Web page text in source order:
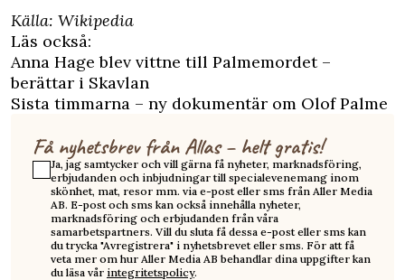
Källa: Wikipedia
Läs också:
Anna Hage blev vittne till Palmemordet –
berättar i Skavlan
Sista timmarna – ny dokumentär om Olof Palme
Få nyhetsbrev från Allas – helt gratis!
Ja, jag samtycker och vill gärna få nyheter, marknadsföring,
erbjudanden och inbjudningar till specialevenemang inom
skönhet, mat, resor mm. via e-post eller sms från Aller Media
AB. E-post och sms kan också innehålla nyheter,
marknadsföring och erbjudanden från våra
samarbetspartners. Vill du sluta få dessa e-post eller sms kan
du trycka "Avregistrera" i nyhetsbrevet eller sms. För att få
veta mer om hur Aller Media AB behandlar dina uppgifter kan
du läsa vår integritetspolicy.